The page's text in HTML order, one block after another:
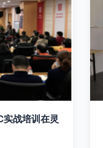
战培训在灵